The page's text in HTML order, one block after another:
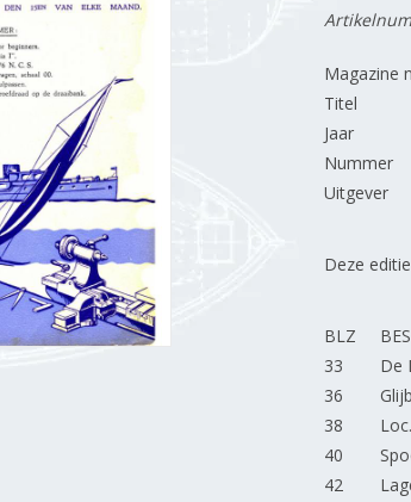
Magazine
Titel
Jaar
Nummer
Uitgever
Deze
BLZ
33
De
36
38
40
42